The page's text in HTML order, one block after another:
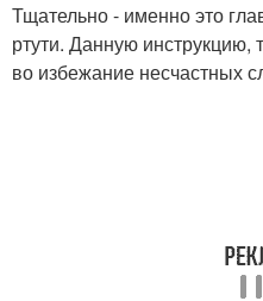
Тщательно - именно это
ртути. Данную инструкцию,
во избежание несчастных